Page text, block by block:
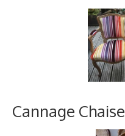
Cannage Chaise